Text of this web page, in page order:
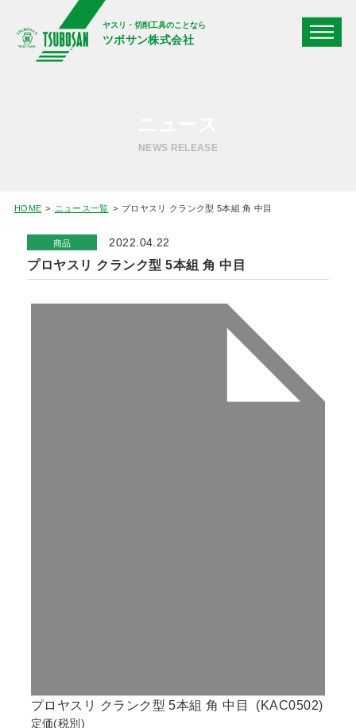
ヤスリ・切削工具のことなら
ツボサン株式会社
NEWS RELEASE
HOME ニュース一覧 プロヤスリ クランク型 5本組 角 中目
商品 2022.04.22
プロヤスリ クランク型 5本組 角 中目
プロヤスリ クランク型 5本組 角 中目 (KAC0502)
定価(税別)